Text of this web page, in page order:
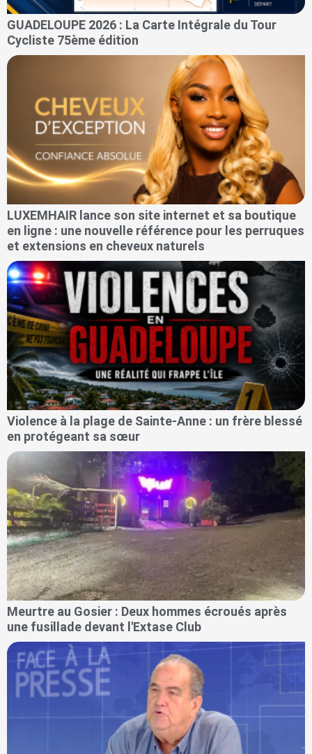
GUADELOUPE 2026 : La Carte Intégrale du Tour
Cycliste 75ème édition
LUXEMHAIR lance son site internet et sa boutique
en ligne : une nouvelle référence pour les perruques
et extensions en cheveux naturels
Violence à la plage de Sainte-Anne : un frère blessé
en protégeant sa sœur
Meurtre au Gosier : Deux hommes écroués après
une fusillade devant l'Extase Club